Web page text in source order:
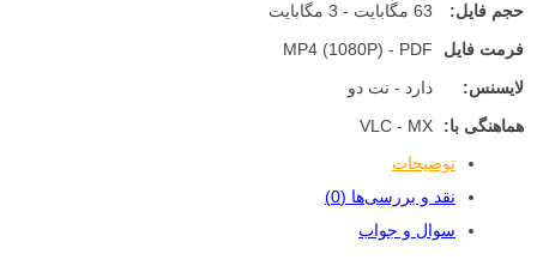
حجم فایل:
63 مگابایت - 3 مگابایت
فرمت فایل
MP4 (1080P) - PDF
لایسنس:
دارد - نت دو
هماهنگی با:
VLC - MX
توضیحات
نقد و بررسی‌ها (0)
سوال و جواب